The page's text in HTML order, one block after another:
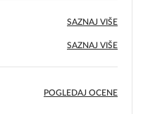
SAZNAJ VIŠE
SAZNAJ VIŠE
POGLEDAJ OCENE